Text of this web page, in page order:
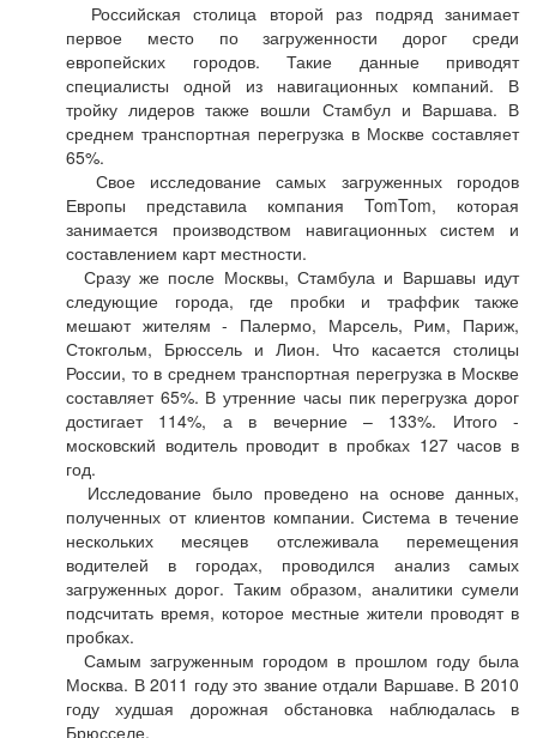
Российская столица второй раз подряд занимает
первое место по загруженности дорог среди
европейских городов. Такие данные приводят
специалисты одной из навигационных компаний. В
тройку лидеров также вошли Стамбул и Варшава. В
среднем транспортная перегрузка в Москве составляет
65%.
Свое исследование самых загруженных городов
Европы представила компания TomTom, которая
занимается производством навигационных систем и
составлением карт местности.
Сразу же после Москвы, Стамбула и Варшавы идут
следующие города, где пробки и траффик также
мешают жителям - Палермо, Марсель, Рим, Париж,
Стокгольм, Брюссель и Лион. Что касается столицы
России, то в среднем транспортная перегрузка в Москве
составляет 65%. В утренние часы пик перегрузка дорог
достигает 114%, а в вечерние – 133%. Итого -
московский водитель проводит в пробках 127 часов в
год.
Исследование было проведено на основе данных,
полученных от клиентов компании. Система в течение
нескольких месяцев отслеживала перемещения
водителей в городах, проводился анализ самых
загруженных дорог. Таким образом, аналитики сумели
подсчитать время, которое местные жители проводят в
пробках.
Самым загруженным городом в прошлом году была
Москва. В 2011 году это звание отдали Варшаве. В 2010
году худшая дорожная обстановка наблюдалась в
Брюсселе.